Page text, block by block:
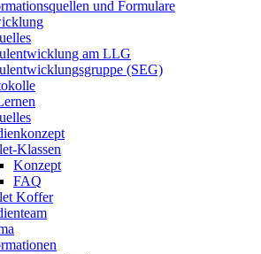
und Formulare
am LLG
(SEG)
Klassen
Konzept
FAQ
Koffer